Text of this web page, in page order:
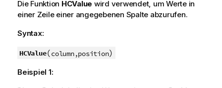
Die Funktion HCValue wird verwendet, um Werte in
einer Zeile einer angegebenen Spalte abzurufen.
Syntax:
HCValue(column,position)
Beispiel 1: